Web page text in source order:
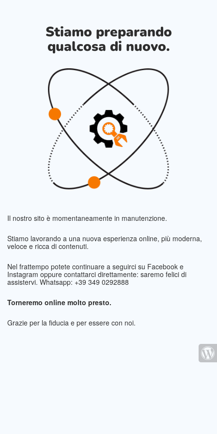
Stiamo preparando
qualcosa di nuovo.
Il nostro sito è momentaneamente in manutenzione.
Stiamo lavorando a una nuova esperienza online, più moderna,
veloce e ricca di contenuti.
Nel frattempo potete continuare a seguirci su Facebook e
Instagram oppure contattarci direttamente: saremo felici di
assistervi. Whatsapp: +39 349 0292888
Torneremo online molto presto.
Grazie per la fiducia e per essere con noi.